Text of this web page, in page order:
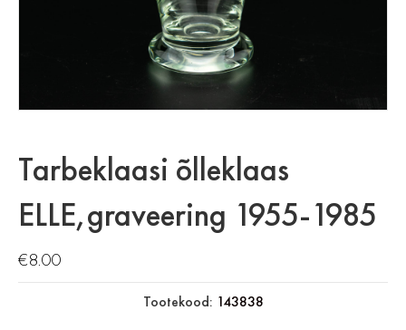
Tarbeklaasi õlleklaas
ELLE,graveering 1955-1985
€8.00
Tootekood: 143838